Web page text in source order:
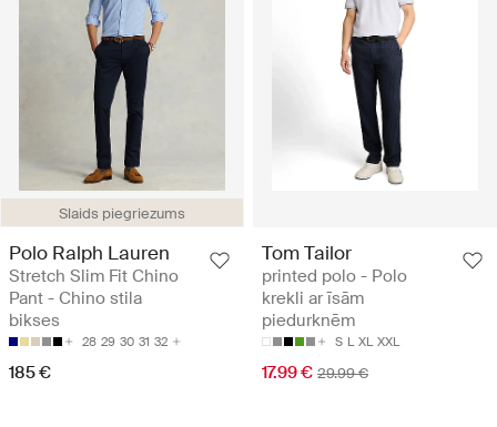
Slaids piegriezums
Polo Ralph Lauren
Stretch Slim Fit Chino
Pant - Chino stila
bikses
28 29 30 31 32
185 €
Tom Tailor
printed polo - Polo
krekli ar īsām
piedurknēm
S L XL XXL
17.99 € 29.99 €